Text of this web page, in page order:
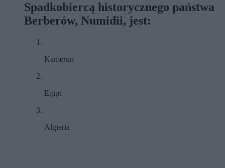
Spadkobiercą historycznego państwa
Berberów, Numidii, jest:
Kamerun
Egipt
Algieria